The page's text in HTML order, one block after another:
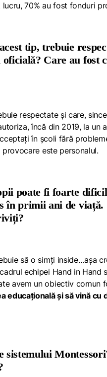
70% au fost fonduri
tip, trebuie
oficială? Care au fost
respectate și care,
încă din 2019, la un
în școli fără
este personalul.
poate fi foarte
în primii ani de viață.
să o simți inside…așa
echipei Hand in Hand
avem un obiectiv comun
educațională și să vină cu
sistemului